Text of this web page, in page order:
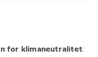
for klimaneutralitet: